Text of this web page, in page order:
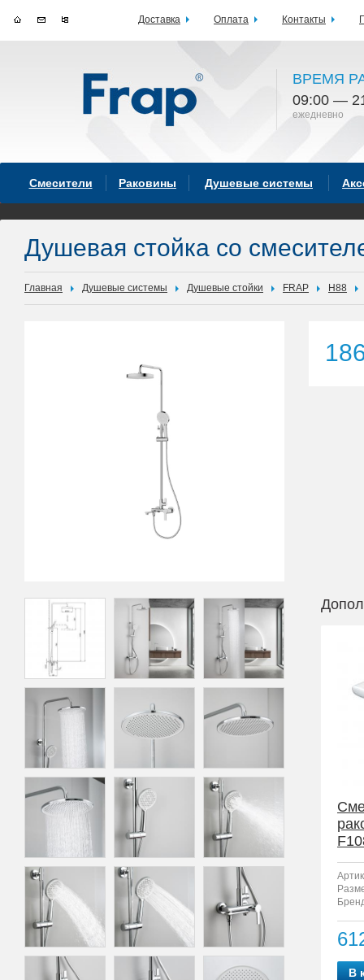
ВРЕМЯ
09:00 —
ежедневно
Смесители Раковины Душевые системы
Душевая стойка со
Главная Душевые системы Душевые стойки FRAP H88
В
Доставка Оплата Контакты